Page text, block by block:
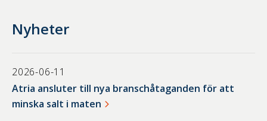
Nyheter
2026-06-11
Atria ansluter till nya branschåtaganden för att
minska salt i maten